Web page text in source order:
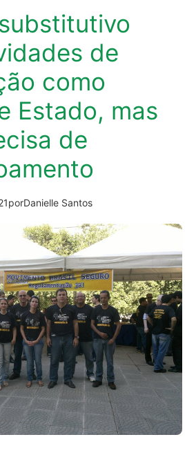
de
como
Estado, mas
de
porDanielle Santos